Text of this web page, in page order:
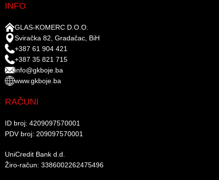
INFO
GLAS-KOMERC D.O.O.
Sviračka 82, Gradačac, BiH
+387 61 904 421
+387 35 821 715
info@gkboje.ba
www.gkboje.ba
RAČUNI
ID broj: 4209097570001​
PDV broj: 209097570001 ​
UniCredit Bank d.d.​
Žiro-račun: 3386002262475496​​